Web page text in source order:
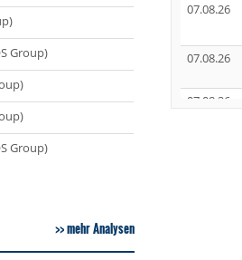
Group)
Group)
mehr Analysen
07.08.26
07.08.26
07.08.26